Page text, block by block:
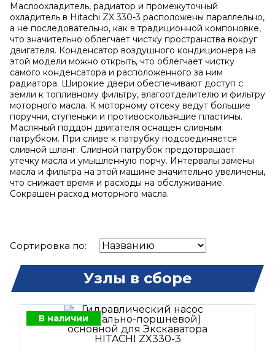
Маслоохладитель, радиатор и промежуточный
охладитель в Hitachi ZX 330-3 расположены параллельно,
а не последовательно, как в традиционной компоновке,
что значительно облегчает чистку пространства вокруг
двигателя. Конденсатор воздушного кондиционера на
этой модели можно открыть, что облегчает чистку
самого конденсатора и расположенного за ним
радиатора. Широкие двери обеспечивают доступ с
земли к топливному фильтру, влагоотделителю и фильтру
моторного масла. К моторному отсеку ведут большие
поручни, ступеньки и противоскользящие пластины.
Масляный поддон двигателя оснащен сливным
патрубком. При сливе к патрубку подсоединяется
сливной шланг. Сливной патрубок предотвращает
утечку масла и умышленную порчу. Интервалы замены
масла и фильтра на этой машине значительно увеличены,
что снижает время и расходы на обслуживание.
Сокращен расход моторного масла.
Сортировка по:
Узлы в сборе
В наличии